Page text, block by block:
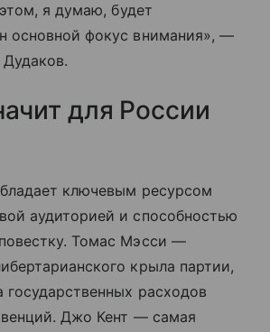
я думаю, будет
основной фокус внимания», —
для России
ключевым ресурсом
аудиторией и способностью
Томас Мэсси —
крыла партии,
государственных расходов
Джо Кент — самая